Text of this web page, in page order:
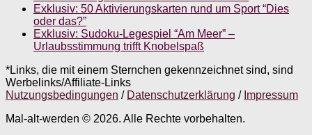
Exklusiv: 50 Aktivierungskarten rund um Sport “Dies
oder das?”
Exklusiv: Sudoku-Legespiel “Am Meer” –
Urlaubsstimmung trifft Knobelspaß
*Links, die mit einem Sternchen gekennzeichnet sind, sind
Werbelinks/Affiliate-Links
Nutzungsbedingungen / Datenschutzerklärung / Impressum
Mal-alt-werden © 2026. Alle Rechte vorbehalten.